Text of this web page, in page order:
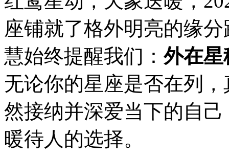
座铺就了格外明亮的缘
慧始终提醒我们：外在星
无论你的星座是否在列
然接纳并深爱当下的自
暖待人的选择。